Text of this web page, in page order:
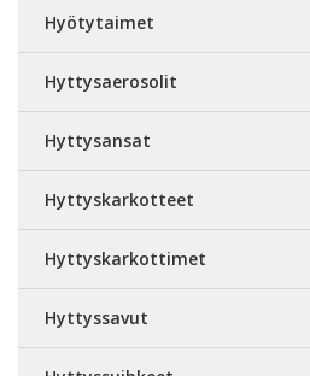
Hyötytaimet
Hyttysaerosolit
Hyttysansat
Hyttyskarkotteet
Hyttyskarkottimet
Hyttyssavut